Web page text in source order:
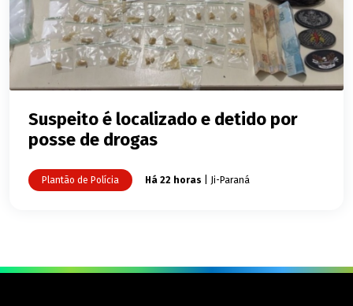
Suspeito é localizado e detido por
posse de drogas
Plantão de Polícia Há 22 horas | Ji-Paraná